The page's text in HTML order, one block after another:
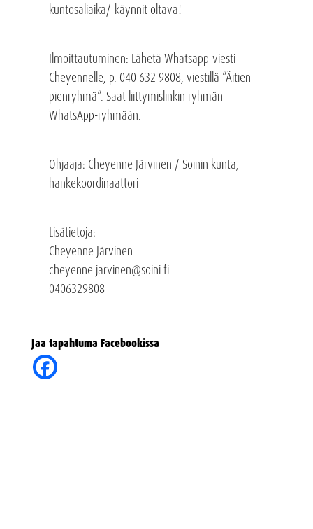
kuntosaliaika/-käynnit oltava!
Ilmoittautuminen: Lähetä Whatsapp-viesti
Cheyennelle, p. 040 632 9808, viestillä ”Äitien
pienryhmä”. Saat liittymislinkin ryhmän
WhatsApp-ryhmään.
Ohjaaja: Cheyenne Järvinen / Soinin kunta,
hankekoordinaattori
Lisätietoja:
Cheyenne Järvinen
cheyenne.jarvinen@soini.fi
0406329808
Jaa tapahtuma Facebookissa